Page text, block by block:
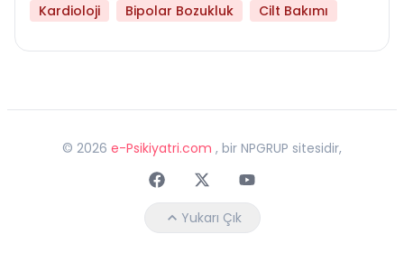
Kardioloji
Bipolar Bozukluk Cilt Bakımı
© 2026 e-Psikiyatri.com , bir NPGRUP sitesidir,
FaceebokTwitterYoutube
Yukarı Çık